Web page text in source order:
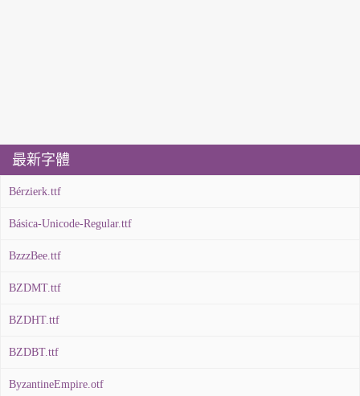
最新字體
Bérzierk.ttf
Básica-Unicode-Regular.ttf
BzzzBee.ttf
BZDMT.ttf
BZDHT.ttf
BZDBT.ttf
ByzantineEmpire.otf